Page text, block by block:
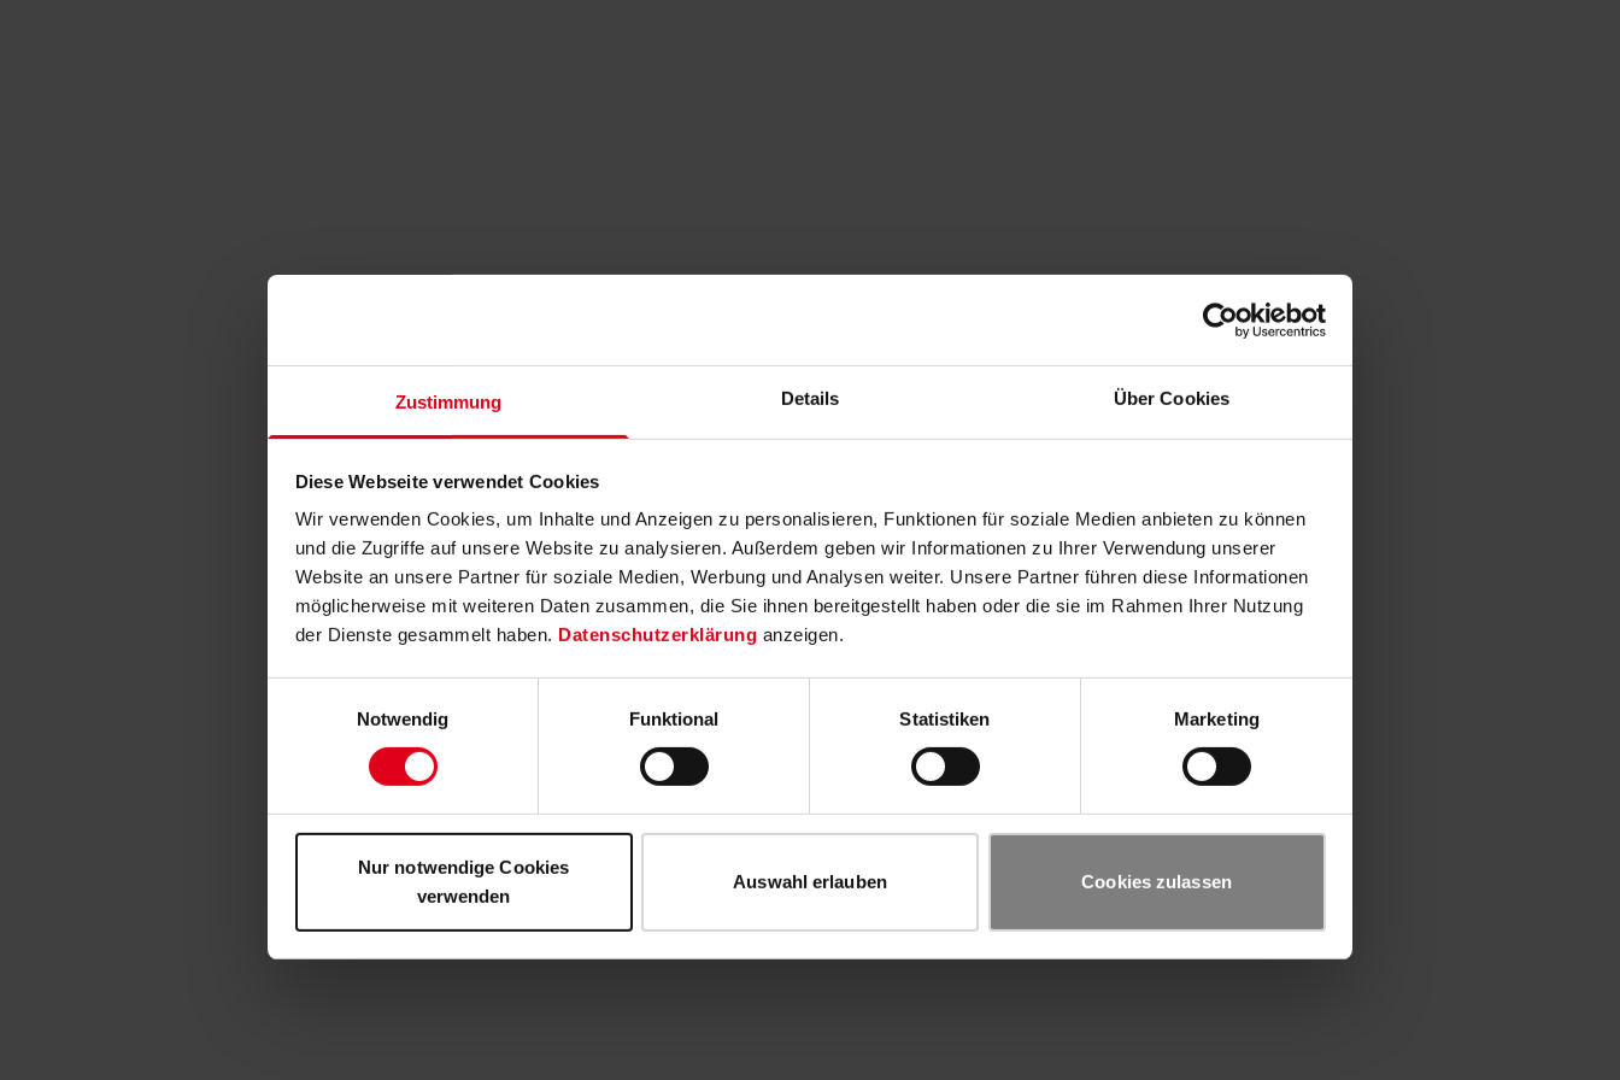
Zustimmung Details Über Cookies
Diese Webseite verwendet Cookies
Wir verwenden Cookies, um Inhalte und Anzeigen zu personalisieren, Funktionen für soziale Medien anbieten zu können
und die Zugriffe auf unsere Website zu analysieren. Außerdem geben wir Informationen zu Ihrer Verwendung unserer
Website an unsere Partner für soziale Medien, Werbung und Analysen weiter. Unsere Partner führen diese Informationen
möglicherweise mit weiteren Daten zusammen, die Sie ihnen bereitgestellt haben oder die sie im Rahmen Ihrer Nutzung
der Dienste gesammelt haben. Datenschutzerklärung anzeigen.
Notwendig
Funktional Statistiken Marketing
Nur notwendige Cookies
verwenden
Auswahl erlauben Cookies zulassen